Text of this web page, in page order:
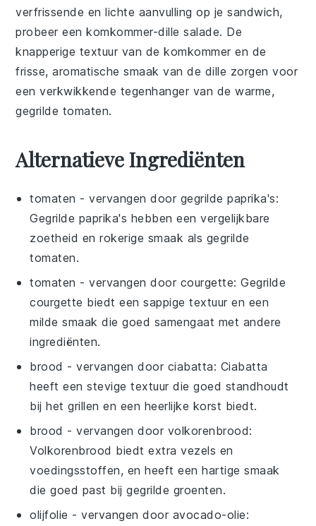
verfrissende en lichte aanvulling op je sandwich,
probeer eenkomkommer-dille salade. De
knapperige textuur van de komkommer en de
frisse, aromatische smaak van de dille zorgen voor
een verkwikkende tegenhanger van de warme,
gegrilde tomaten.
Alternatieve Ingrediënten
tomaten - vervangen door gegrilde paprika's:
Gegrilde paprika's hebben een vergelijkbare
zoetheid en rokerige smaak als gegrilde
tomaten.
tomaten - vervangen door courgette: Gegrilde
courgette biedt een sappige textuur en een
milde smaak die goed samengaat met andere
ingrediënten.
brood - vervangen door ciabatta: Ciabatta
heeft een stevige textuur die goed standhoudt
bij het grillen en een heerlijke korst biedt.
brood - vervangen door volkorenbrood:
Volkorenbrood biedt extra vezels en
voedingsstoffen, en heeft een hartige smaak
die goed past bij gegrilde groenten.
olijfolie - vervangen door avocado-olie: